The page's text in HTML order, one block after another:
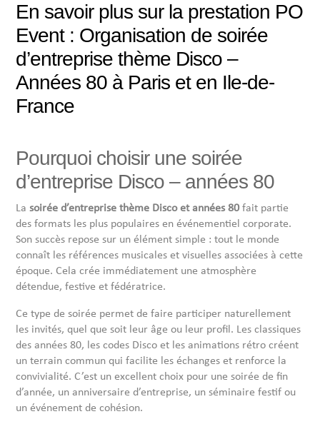
En savoir plus sur la prestation PO
Event : Organisation de soirée
d’entreprise thème Disco –
Années 80 à Paris et en Ile-de-
France
Pourquoi choisir une soirée
d’entreprise Disco – années 80
Lasoirée d’entreprise thème Disco et années 80fait partie
des formats les plus populaires en événementiel corporate.
Son succès repose sur un élément simple : tout le monde
connaît les références musicales et visuelles associées à cette
époque. Cela crée immédiatement une atmosphère
détendue, festive et fédératrice.
Ce type de soirée permet de faire participer naturellement
les invités, quel que soit leur âge ou leur profil. Les classiques
des années 80, les codes Disco et les animations rétro créent
un terrain commun qui facilite les échanges et renforce la
convivialité. C’est un excellent choix pour une soirée de fin
d’année, un anniversaire d’entreprise, un séminaire festif ou
un événement de cohésion.